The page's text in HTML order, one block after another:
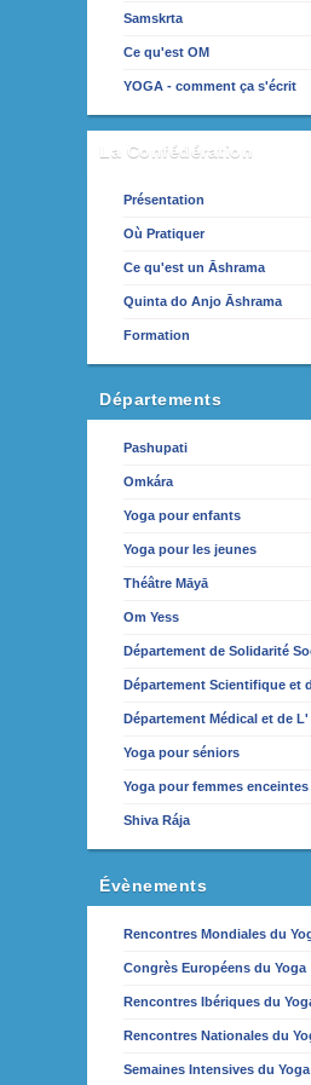
Samskrta
Ce qu'est OM
YOGA - comment ça s'écrit
La Confédération
Présentation
Où Pratiquer
Ce qu'est un Āshrama
Quinta do Anjo Āshrama
Formation
Départements
Pashupati
Omkára
Yoga pour enfants
Yoga pour les jeunes
Théâtre Māyā
Om Yess
Département de Solidarité
Département Scientifique et
Département Médical et de
Yoga pour séniors
Yoga pour femmes enceintes
Shiva Rája
Évènements
Rencontres Mondiales du
Congrès Européens du Yoga
Rencontres Ibériques du
Rencontres Nationales du
Semaines Intensives du Yoga